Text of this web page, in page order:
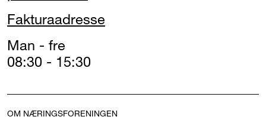
Fakturaadresse
Man - fre
08:30 - 15:30
OM NÆRINGSFORENINGEN